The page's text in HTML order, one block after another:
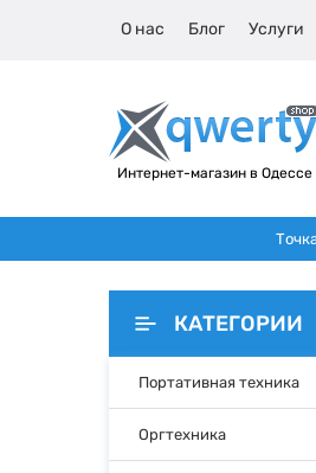
О нас Блог Услуги
Интернет-магазин в Одессе
КАТЕГОРИИ
Портативная техника
Оргтехника